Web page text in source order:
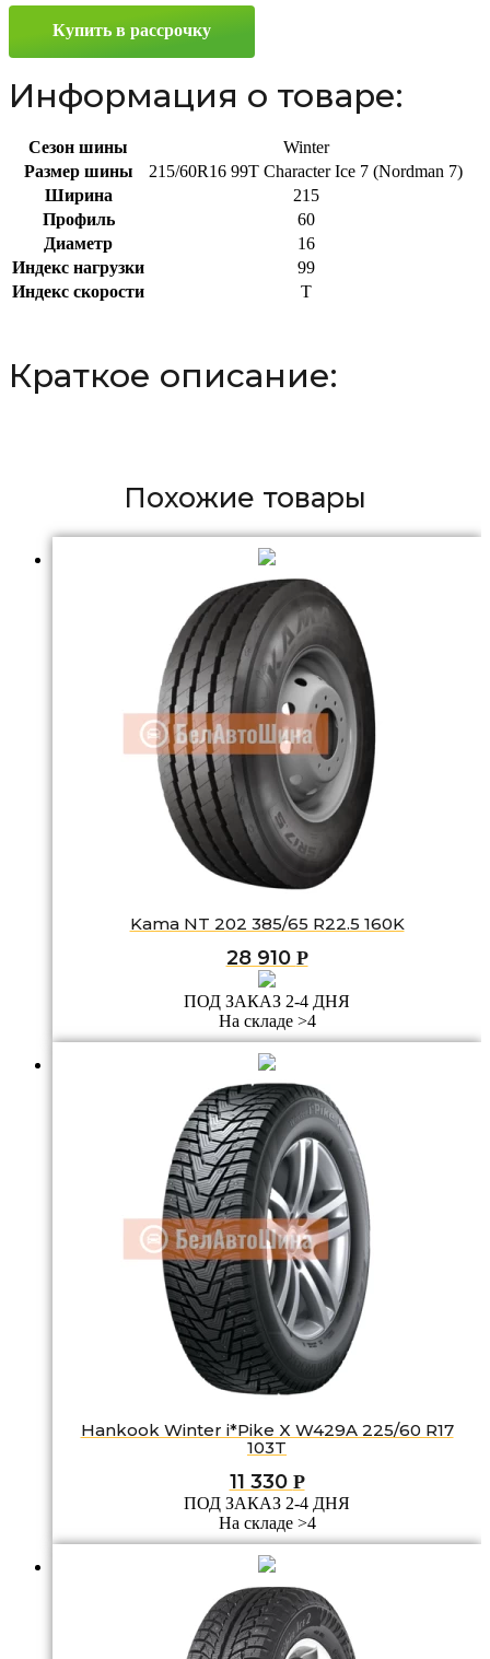
(Nordman
215/60
99T
Купить в рассрочку
Информация о товаре:
Сезон шины
Winter
Размер шины
215/60R16 99T Character Ice 7 (Nordman 7)
Ширина
215
Профиль
60
Диаметр
16
Индекс нагрузки
99
Индекс скорости
T
Краткое описание:
Похожие товары
Kama NT 202 385/65 R22.5 160K
28 910 Р
ПОД ЗАКАЗ 2-4 ДНЯ
На складе >4
Hankook Winter i*Pike X W429A 225/60 R17
103T
11 330 Р
ПОД ЗАКАЗ 2-4 ДНЯ
На складе >4